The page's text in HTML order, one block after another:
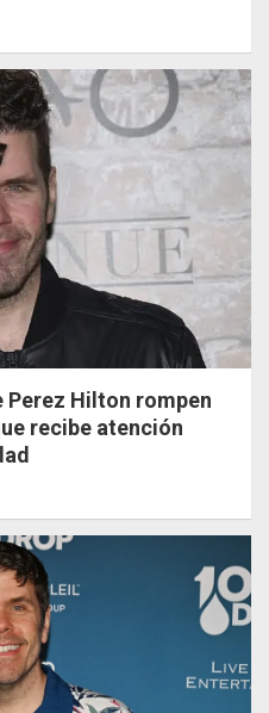
Perez Hilton rompen
recibe atención